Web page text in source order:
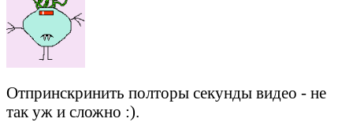
Отпринскринить полторы секунды видео - не
так уж и сложно :).